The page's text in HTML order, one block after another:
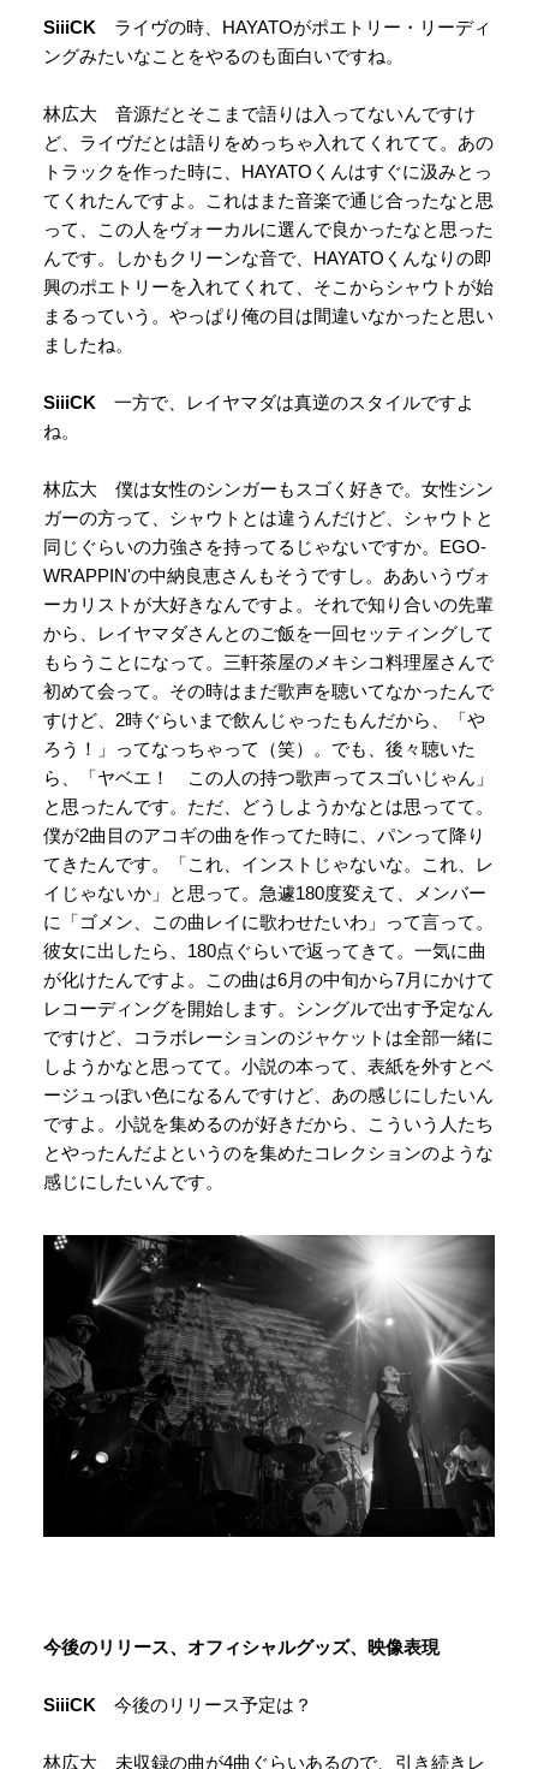
SiiiCK ライヴの時、HAYATOがポエトリー・リーディ
ングみたいなことをやるのも面白いですね。
林広大 音源だとそこまで語りは入ってないんですけ
ど、ライヴだとは語りをめっちゃ入れてくれてて。あの
トラックを作った時に、HAYATOくんはすぐに汲みとっ
てくれたんですよ。これはまた音楽で通じ合ったなと思
って、この人をヴォーカルに選んで良かったなと思った
んです。しかもクリーンな音で、HAYATOくんなりの即
興のポエトリーを入れてくれて、そこからシャウトが始
まるっていう。やっぱり俺の目は間違いなかったと思い
ましたね。
SiiiCK 一方で、レイヤマダは真逆のスタイルですよ
ね。
林広大 僕は女性のシンガーもスゴく好きで。女性シン
ガーの方って、シャウトとは違うんだけど、シャウトと
同じぐらいの力強さを持ってるじゃないですか。EGO-
WRAPPIN'の中納良恵さんもそうですし。ああいうヴォ
ーカリストが大好きなんですよ。それで知り合いの先輩
から、レイヤマダさんとのご飯を一回セッティングして
もらうことになって。三軒茶屋のメキシコ料理屋さんで
初めて会って。その時はまだ歌声を聴いてなかったんで
すけど、2時ぐらいまで飲んじゃったもんだから、「や
ろう！」ってなっちゃって（笑）。でも、後々聴いた
ら、「ヤベエ！ この人の持つ歌声ってスゴいじゃん」
と思ったんです。ただ、どうしようかなとは思ってて。
僕が2曲目のアコギの曲を作ってた時に、パンって降り
てきたんです。「これ、インストじゃないな。これ、レ
イじゃないか」と思って。急遽180度変えて、メンバー
に「ゴメン、この曲レイに歌わせたいわ」って言って。
彼女に出したら、180点ぐらいで返ってきて。一気に曲
が化けたんですよ。この曲は6月の中旬から7月にかけて
レコーディングを開始します。シングルで出す予定なん
ですけど、コラボレーションのジャケットは全部一緒に
しようかなと思ってて。小説の本って、表紙を外すとベ
ージュっぽい色になるんですけど、あの感じにしたいん
ですよ。小説を集めるのが好きだから、こういう人たち
とやったんだよというのを集めたコレクションのような
感じにしたいんです。
今後のリリース、オフィシャルグッズ、映像表現
SiiiCK 今後のリリース予定は？
林広大 未収録の曲が4曲ぐらいあるので、引き続きレ